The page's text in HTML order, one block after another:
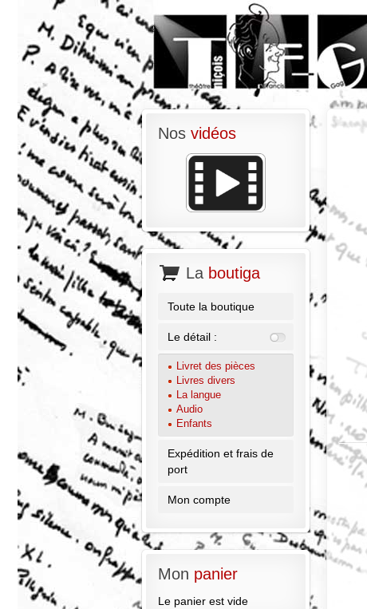
Nos vidéos
La boutiga
Toute la boutique
Le détail :
Livret des pièces
Livres divers
La langue
Audio
Enfants
Expédition et frais de
port
Mon compte
Mon panier
Le panier est vide